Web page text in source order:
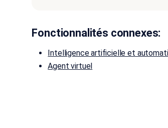
Fonctionnalités connexes:
Intelligence artificielle et
Agent virtuel